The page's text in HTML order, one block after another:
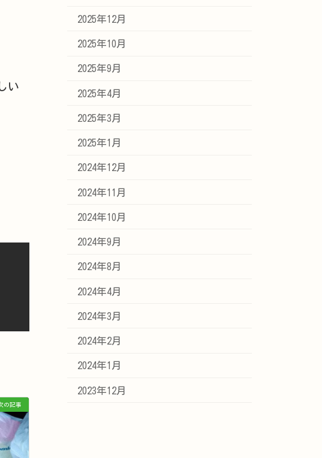
い
の記事
2025年12月
2025年10月
2025年9月
2025年4月
2025年3月
2025年1月
2024年12月
2024年11月
2024年10月
2024年9月
2024年8月
2024年4月
2024年3月
2024年2月
2024年1月
2023年12月